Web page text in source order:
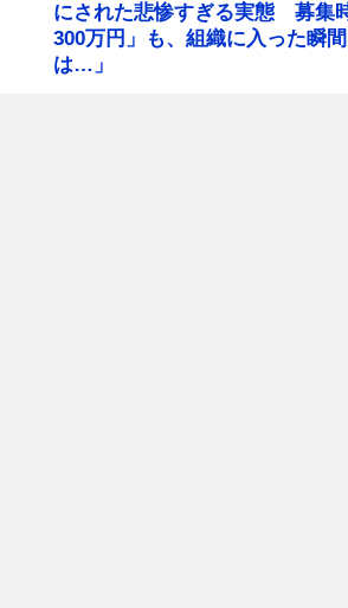
にされた悲惨すぎる実態 募集
300万円」も、組織に入った瞬
は…」